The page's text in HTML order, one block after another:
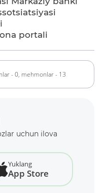
portali
- 0, mehmonlar - 13
uchun ilova
Yuklang
App Store